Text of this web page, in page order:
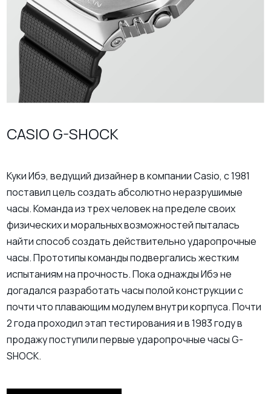
CASIO G-SHOCK
Куки Ибэ, ведущий дизайнер в компании Casio, с 1981
поставил цель создать абсолютно неразрушимые
часы. Команда из трех человек на пределе своих
физических и моральных возможностей пыталась
найти способ создать действительно ударопрочные
часы. Прототипы команды подвергались жестким
испытаниям на прочность. Пока однажды Ибэ не
догадался разработать часы полой конструкции с
почти что плавающим модулем внутри корпуса. Почти
2 года проходил этап тестирования и в 1983 году в
продажу поступили первые ударопрочные часы G-
SHOCK.